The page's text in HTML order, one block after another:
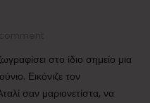
στο ίδιο σημείο μια
Εικόνιζε τον
σαν μαριονετίστα, να